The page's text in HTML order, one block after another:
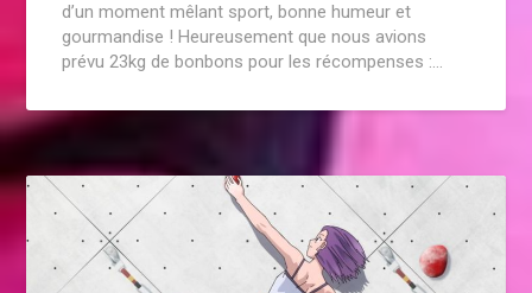
d’un moment mêlant sport, bonne humeur et
gourmandise ! Heureusement que nous avions
prévu 23kg de bonbons pour les récompenses :…